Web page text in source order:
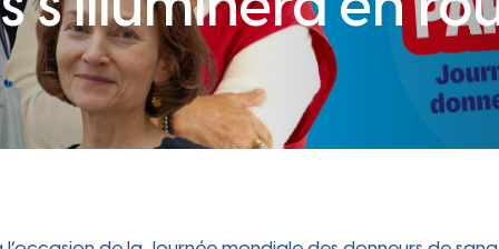
participative
Les instances participatives, le conseil des
jeunes...
Périscolaire
Portail famille, Projet Éducatif De
Territoire, accueil périscolaire...
Carte des commerces, marché
hebdomadaire, locaux disponibles…
Occupation du Domaine
Public
Sanitaire sécurité